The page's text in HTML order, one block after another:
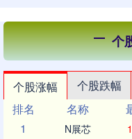
个
个股涨幅 个股跌幅
排名
名称
1
N展芯